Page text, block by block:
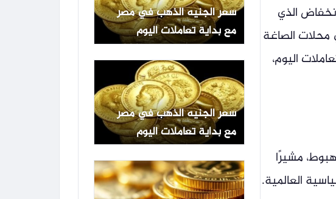
الذي
محلات الصاغة
اليوم،
للهبوط، مشيرًا
العالمية.
سعر الجنيه الذهب في مصر
مع بداية تعاملات اليوم
الخميس 6 أغسطس 2026
سعر الجنيه الذهب في مصر
مع بداية تعاملات اليوم
الخميس 6 أغسطس 2026